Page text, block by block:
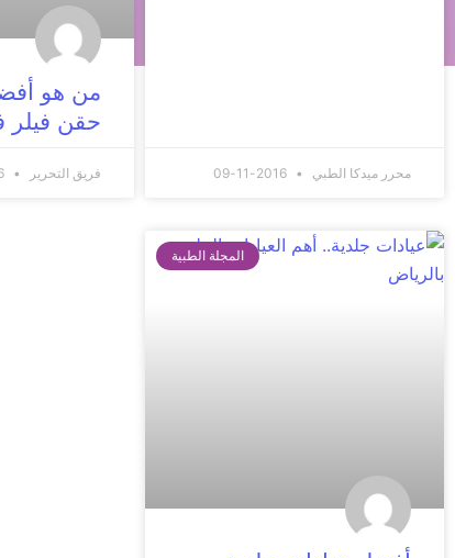
محرر ميدكا الطبي
من هو
حقن فيلر
فريق التحرير 2016-10-20
المجلة الطبية